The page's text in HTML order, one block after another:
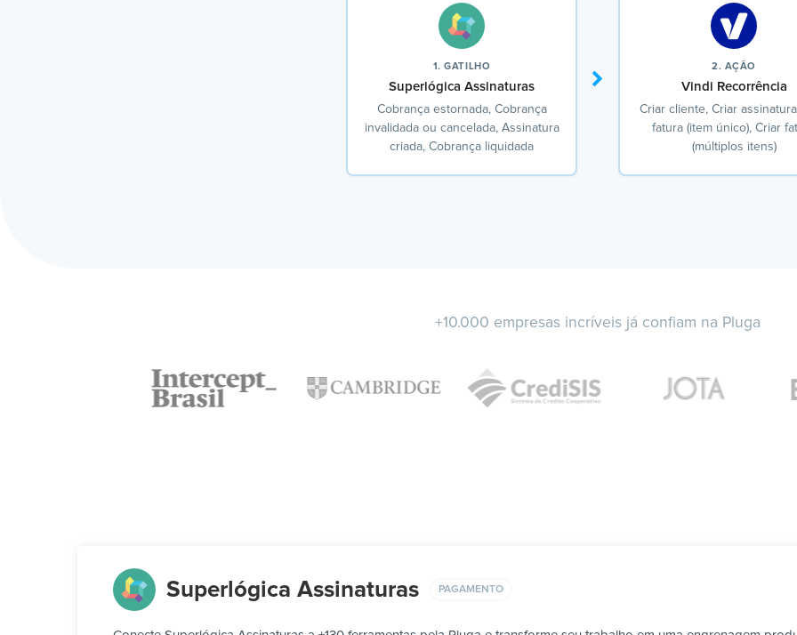
1. GATILHO
Superlógica Assinaturas
Cobrança estornada, Cobrança
invalidada ou cancelada, Assinatura
criada, Cobrança liquidada
2. AÇÃO
Vindi Recorrência
Criar cliente, Criar
fatura (item único), Criar
(múltiplos itens)
+10.000 empresas incríveis já confiam na Pluga
Superlógica Assinaturas PAGAMENTO